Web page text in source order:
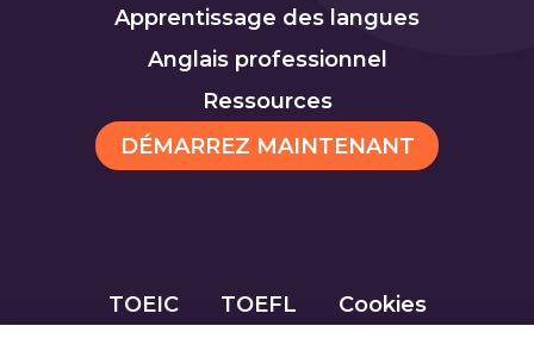
Apprentissage des langues
Anglais professionnel
Ressources
DÉMARREZ MAINTENANT
TOEIC TOEFL Cookies